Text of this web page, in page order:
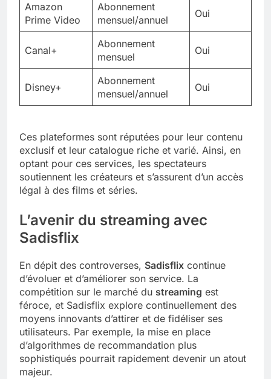
Amazon
Prime Video
Abonnement
mensuel/annuel
Oui
Canal+
Abonnement
mensuel
Oui
Disney+
Abonnement
mensuel/annuel
Oui
Ces plateformes sont réputées pour leur contenu
exclusif et leur catalogue riche et varié. Ainsi, en
optant pour ces services, les spectateurs
soutiennent les créateurs et s’assurent d’un accès
légal à des films et séries.
L’avenir du streaming avec
Sadisflix
En dépit des controverses, Sadisflix continue
d’évoluer et d’améliorer son service. La
compétition sur le marché du streaming est
féroce, et Sadisflix explore continuellement des
moyens innovants d’attirer et de fidéliser ses
utilisateurs. Par exemple, la mise en place
d’algorithmes de recommandation plus
sophistiqués pourrait rapidement devenir un atout
majeur.